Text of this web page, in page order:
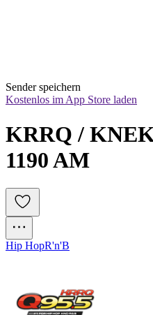
Sender speichern
Kostenlos im App Store laden
KRRQ /
1190 AM
Hip HopR'n'B